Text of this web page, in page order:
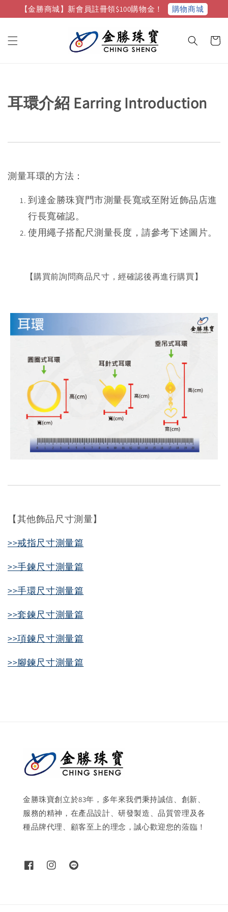
【金勝商城】新會員註冊領$100購物金！ 購物商城
耳環介紹 Earring Introduction
測量耳環的方法：
到達金勝珠寶門市測量長寬或至附近飾品店進
行長寬確認。
使用繩子搭配尺測量長度，請參考下述圖片。
【購買前詢問商品尺寸，經確認後再進行購買】
【其他飾品尺寸測量】
>>戒指尺寸測量篇
>>手鍊尺寸測量篇
>>手環尺寸測量篇
>>套鍊尺寸測量篇
>>項鍊尺寸測量篇
>>腳鍊尺寸測量篇
金勝珠寶創立於83年，多年來我們秉持誠信、創新、
服務的精神，在產品設計、研發製造、品質管理及各
種品牌代理、顧客至上的理念，誠心歡迎您的蒞臨！